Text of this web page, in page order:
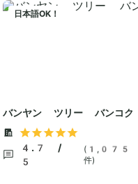
日本語OK！
バンヤン ツリー バンコク
4.7 /
5
(1,075
件)